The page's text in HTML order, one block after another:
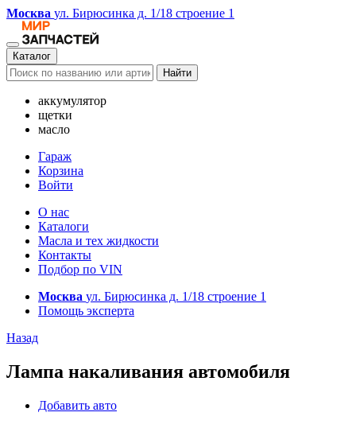
Москва ул. Бирюсинка д. 1/18 строение 1
Каталог
Найти
аккумулятор
щетки
масло
Гараж
Корзина
Войти
О нас
Каталоги
Масла и тех жидкости
Контакты
Подбор по VIN
Москва ул. Бирюсинка д. 1/18 строение 1
Помощь эксперта
Назад
Лампа накаливания автомобиля
Добавить авто